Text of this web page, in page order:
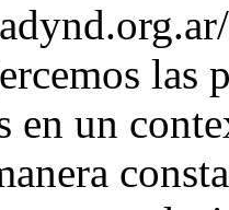
las
en un